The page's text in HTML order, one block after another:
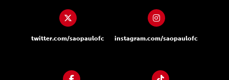
twitter.com/saopaulofc instagram.com/saopaulofc